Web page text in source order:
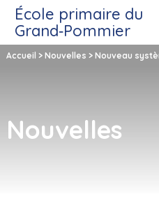
École primaire du
Grand‑Pommier
Accueil > Nouvelles > Nouveau
Nouvelles